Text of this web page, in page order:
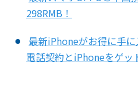
298RMB！
最新iPhoneがお得に手
電話契約とiPhoneをゲッ